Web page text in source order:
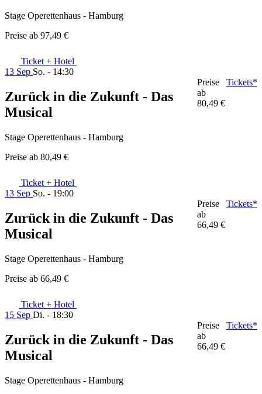
Stage Operettenhaus - Hamburg
Preise ab 97,49 €
Ticket + Hotel
13 Sep So. - 14:30
Zurück in die Zukunft - Das
Musical
Stage Operettenhaus - Hamburg
Preise ab 80,49 €
Preise
ab
80,49 €
Tickets*
Ticket + Hotel
13 Sep So. - 19:00
Zurück in die Zukunft - Das
Musical
Stage Operettenhaus - Hamburg
Preise ab 66,49 €
Preise
ab
66,49 €
Tickets*
Ticket + Hotel
15 Sep Di. - 18:30
Zurück in die Zukunft - Das
Musical
Stage Operettenhaus - Hamburg
Preise
ab
66,49 €
Tickets*